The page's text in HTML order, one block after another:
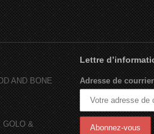
AND BONE
GOLO &
Lettre
Adresse de